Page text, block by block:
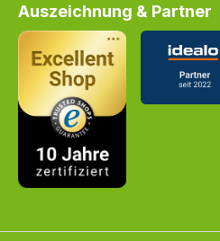
Auszeichnung & Partner